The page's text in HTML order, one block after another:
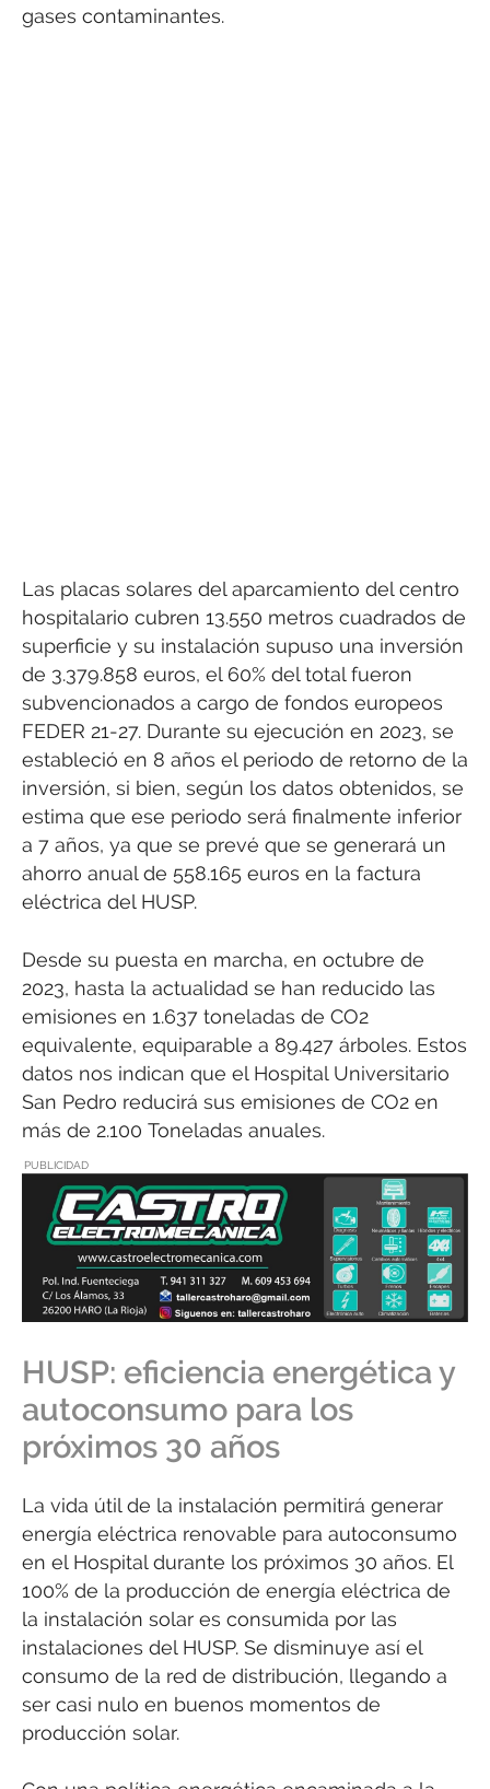
gases contaminantes.
Las placas solares del aparcamiento del centro
hospitalario cubren 13.550 metros cuadrados de
superficie y su instalación supuso una inversión
de 3.379.858 euros, el 60% del total fueron
subvencionados a cargo de fondos europeos
FEDER 21-27. Durante su ejecución en 2023, se
estableció en 8 años el periodo de retorno de la
inversión, si bien, según los datos obtenidos, se
estima que ese periodo será finalmente inferior
a 7 años, ya que se prevé que se generará un
ahorro anual de 558.165 euros en la factura
eléctrica del HUSP.
Desde su puesta en marcha, en octubre de
2023, hasta la actualidad se han reducido las
emisiones en 1.637 toneladas de CO2
equivalente, equiparable a 89.427 árboles. Estos
datos nos indican que el Hospital Universitario
San Pedro reducirá sus emisiones de CO2 en
más de 2.100 Toneladas anuales.
PUBLICIDAD
HUSP: eficiencia energética y
autoconsumo para los
próximos 30 años
La vida útil de la instalación permitirá generar
energía eléctrica renovable para autoconsumo
en el Hospital durante los próximos 30 años. El
100% de la producción de energía eléctrica de
la instalación solar es consumida por las
instalaciones del HUSP. Se disminuye así el
consumo de la red de distribución, llegando a
ser casi nulo en buenos momentos de
producción solar.